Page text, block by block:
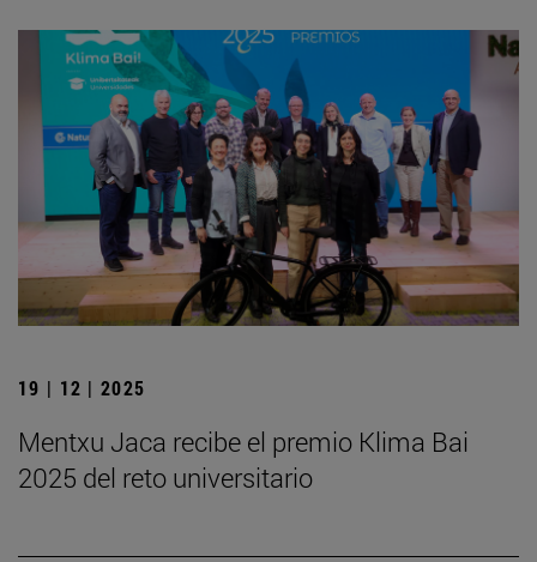
19 | 12 | 2025
Mentxu Jaca recibe el premio Klima Bai
2025 del reto universitario